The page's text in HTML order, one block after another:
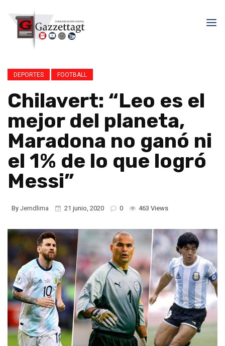
DEPORTES FOOTBALL
Chilavert: “Leo es el
mejor del planeta,
Maradona no ganó ni
el 1% de lo que logró
Messi”
By Jemdlima 21 junio, 2020 0 463 Views